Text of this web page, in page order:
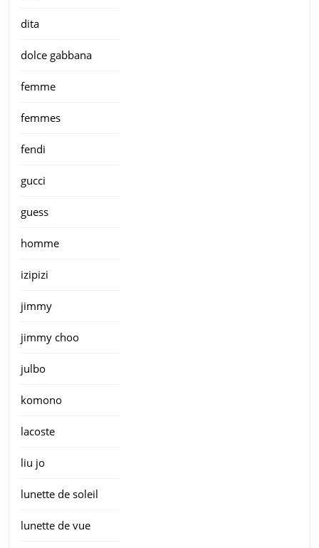
dita
dolce gabbana
femme
femmes
fendi
gucci
guess
homme
izipizi
jimmy
jimmy choo
julbo
komono
lacoste
liu jo
lunette de soleil
lunette de vue